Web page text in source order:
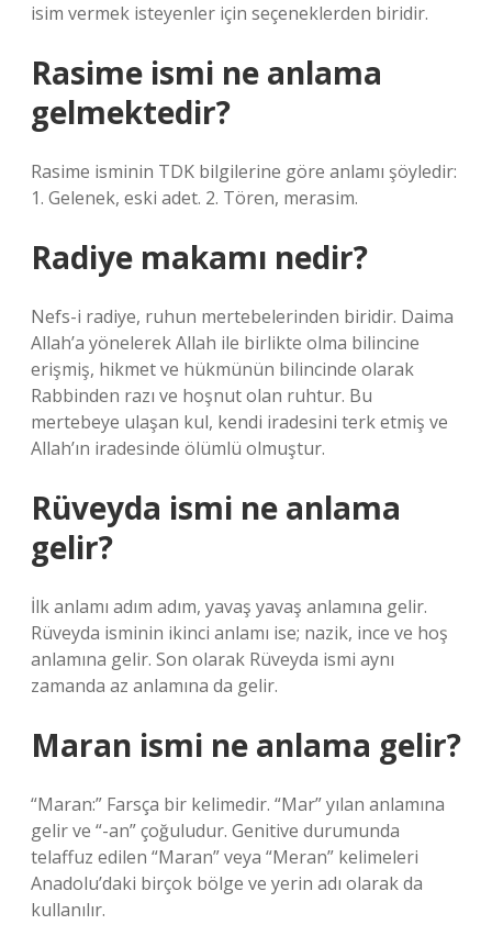
isim vermek isteyenler için seçeneklerden biridir.
Rasime ismi ne anlama
gelmektedir?
Rasime isminin TDK bilgilerine göre anlamı şöyledir:
1. Gelenek, eski adet. 2. Tören, merasim.
Radiye makamı nedir?
Nefs-i radiye, ruhun mertebelerinden biridir. Daima
Allah’a yönelerek Allah ile birlikte olma bilincine
erişmiş, hikmet ve hükmünün bilincinde olarak
Rabbinden razı ve hoşnut olan ruhtur. Bu
mertebeye ulaşan kul, kendi iradesini terk etmiş ve
Allah’ın iradesinde ölümlü olmuştur.
Rüveyda ismi ne anlama
gelir?
İlk anlamı adım adım, yavaş yavaş anlamına gelir.
Rüveyda isminin ikinci anlamı ise; nazik, ince ve hoş
anlamına gelir. Son olarak Rüveyda ismi aynı
zamanda az anlamına da gelir.
Maran ismi ne anlama gelir?
“Maran:” Farsça bir kelimedir. “Mar” yılan anlamına
gelir ve “-an” çoğuludur. Genitive durumunda
telaffuz edilen “Maran” veya “Meran” kelimeleri
Anadolu’daki birçok bölge ve yerin adı olarak da
kullanılır.